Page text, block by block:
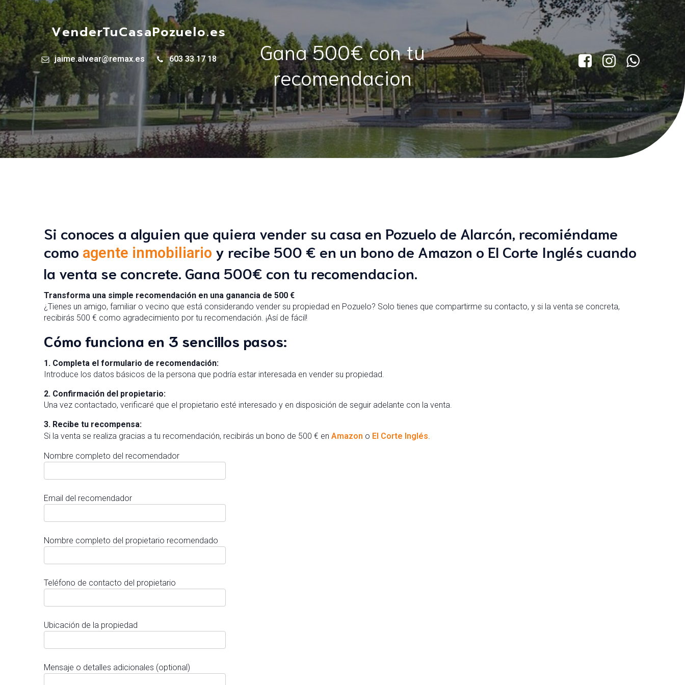
VenderTuCasaPozuelo.es
jaime.alvear@remax.es 603 33 17 18
Gana 500€ con tu
recomendacion
Si conoces a alguien que quiera vender su casa en Pozuelo de Alarcón, recomiéndame
como agente inmobiliario y recibe 500 € en un bono de Amazon o El Corte Inglés cuando
la venta se concrete. Gana 500€ con tu recomendacion.
Transforma una simple recomendación en una ganancia de 500 €
¿Tienes un amigo, familiar o vecino que está considerando vender su propiedad en Pozuelo? Solo tienes que compartirme su contacto, y si la venta se concreta,
recibirás 500 € como agradecimiento por tu recomendación. ¡Así de fácil!
Cómo funciona en 3 sencillos pasos:
1. Completa el formulario de recomendación:
Introduce los datos básicos de la persona que podría estar interesada en vender su propiedad.
2. Confirmación del propietario:
Una vez contactado, verificaré que el propietario esté interesado y en disposición de seguir adelante con la venta.
3. Recibe tu recompensa:
Si la venta se realiza gracias a tu recomendación, recibirás un bono de 500 € en Amazon o El Corte Inglés.
Nombre completo del recomendador
Email del recomendador
Nombre completo del propietario recomendado
Teléfono de contacto del propietario
Ubicación de la propiedad
Mensaje o detalles adicionales (optional)